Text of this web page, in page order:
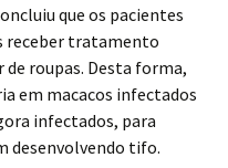
que os pacientes
receber tratamento
roupas. Desta forma,
em macacos infectados
infectados, para
desenvolvendo tifo.